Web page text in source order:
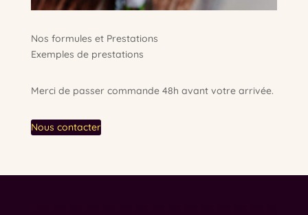
Nos formules et Prestations
Exemples de prestations
Merci de passer commande 48h avant votre arrivée.
Nous contacter